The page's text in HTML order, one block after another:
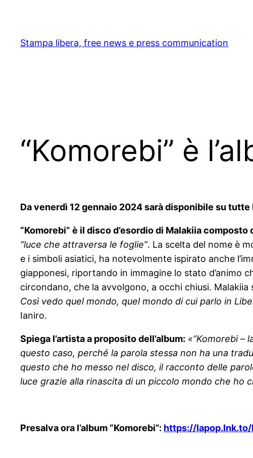
content
Stampa libera, free news e press communication
“Komorebi” è
Da venerdì 12 gennaio 2024 sarà disponibile su
“Komorebi” è il disco d’esordio di Malakiia
“luce che attraversa le foglie”. La scelta del nome è
e i simboli asiatici, ha notevolmente ispirato anche
giapponesi, riportando in immagine lo stato d’animo
circondano, che la avvolgono, a occhi chiusi. Malakiia
Così vedo quel mondo, quel mondo di cui parlo in
Ianiro.
Spiega l’artista a proposito dell’album: «“Komorebi –
questo caso, perché la parola stessa non ha una
questo che ho messo nel disco, il racconto delle
luce grazie alla rinascita di un piccolo mondo che ho
Presalva ora l’album “Komorebi”: https://lapop.lnk.to/